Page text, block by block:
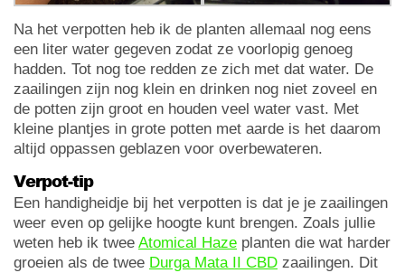
Na het verpotten heb ik de planten allemaal nog eens
een liter water gegeven zodat ze voorlopig genoeg
hadden. Tot nog toe redden ze zich met dat water. De
zaailingen zijn nog klein en drinken nog niet zoveel en
de potten zijn groot en houden veel water vast. Met
kleine plantjes in grote potten met aarde is het daarom
altijd oppassen geblazen voor overbewateren.
Verpot-tip
Een handigheidje bij het verpotten is dat je je zaailingen
weer even op gelijke hoogte kunt brengen. Zoals jullie
weten heb ik twee Atomical Haze planten die wat harder
groeien als de twee Durga Mata II CBD zaailingen. Dit